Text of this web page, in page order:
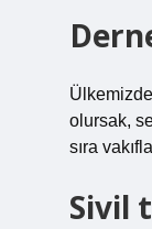
olursak,
sıra
Sivil